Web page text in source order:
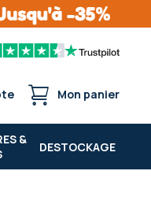
Mon panier
&
DESTOCKAGE